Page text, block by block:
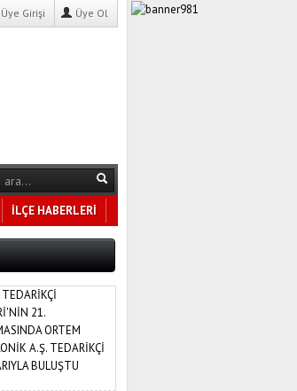
Üye Ol
Üye Girişi
İLÇE HABERLERİ
Tüm Kategoriler